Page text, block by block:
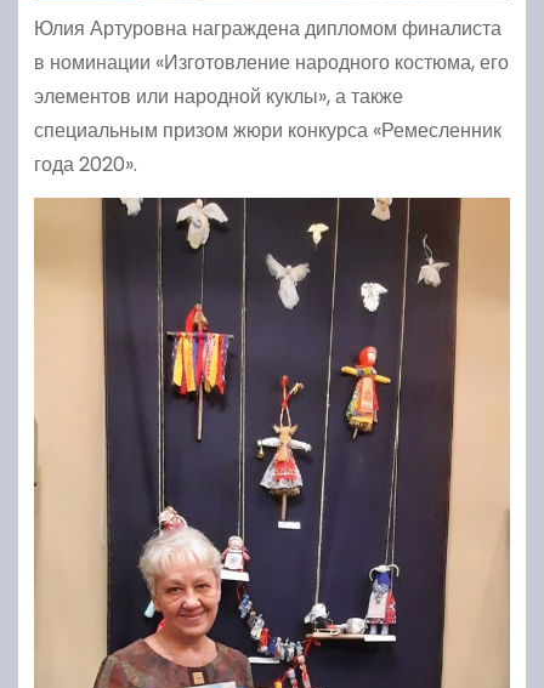
Юлия Артуровна награждена дипломом финалиста
в номинации «Изготовление народного костюма, его
элементов или народной куклы», а также
специальным призом жюри конкурса «Ремесленник
года 2020».